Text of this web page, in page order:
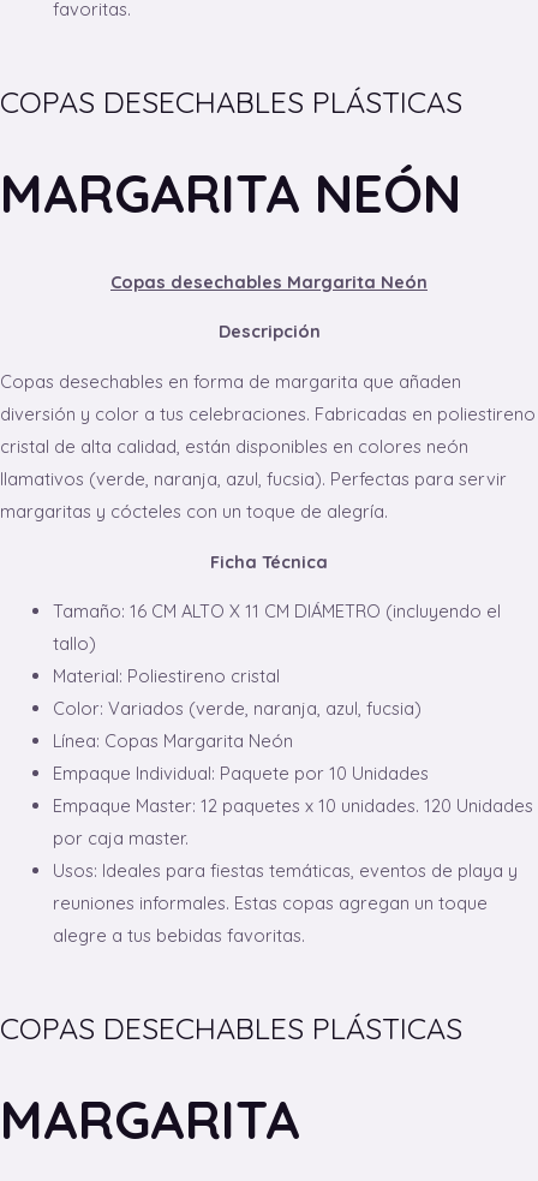
favoritas.
COPAS DESECHABLES PLÁSTICAS
MARGARITA NEÓN
Copas desechables Margarita Neón
Descripción
Copas desechables en forma de margarita que añaden
diversión y color a tus celebraciones. Fabricadas en poliestireno
cristal de alta calidad, están disponibles en colores neón
llamativos (verde, naranja, azul, fucsia). Perfectas para servir
margaritas y cócteles con un toque de alegría.
Ficha Técnica
Tamaño: 16 CM ALTO X 11 CM DIÁMETRO (incluyendo el
tallo)
Material: Poliestireno cristal
Color: Variados (verde, naranja, azul, fucsia)
Línea: Copas Margarita Neón
Empaque Individual: Paquete por 10 Unidades
Empaque Master: 12 paquetes x 10 unidades. 120 Unidades
por caja master.
Usos: Ideales para fiestas temáticas, eventos de playa y
reuniones informales. Estas copas agregan un toque
alegre a tus bebidas favoritas.
COPAS DESECHABLES PLÁSTICAS
MARGARITA